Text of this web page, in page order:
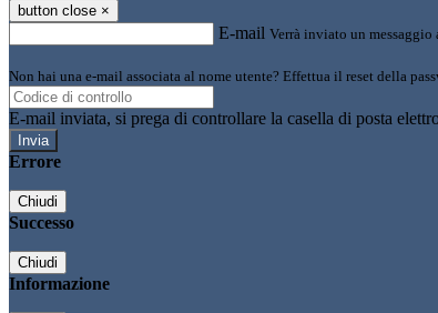
button close ×
E-mail Verrà inviato un
Non hai una e-mail associata al nome utente? Effettua il reset della
E-mail inviata, si prega di controllare la casella di posta
Errore
Chiudi
Successo
Chiudi
Informazione